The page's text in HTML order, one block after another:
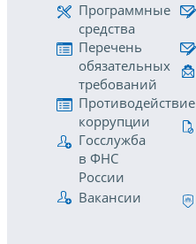
Программные
средства
Перечень
обязательных
требований
Противодействие
коррупции
Госслужба
в ФНС
России
Вакансии